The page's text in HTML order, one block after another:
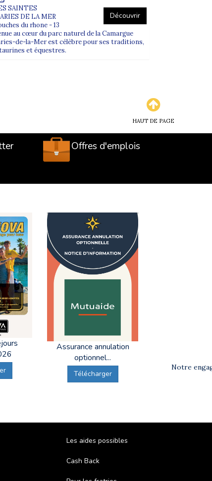
SAINTES
DE LA MER
du rhone - 13
Découvrir
au cœur du parc naturel de la Camargue
de-la-Mer est célèbre pour ses traditions,
et équestres.
HAUT DE PAGE
Offres d'emplois
Assurance annulation
optionnel...
Télécharger
Notre
Les aides possibles
Cash Back